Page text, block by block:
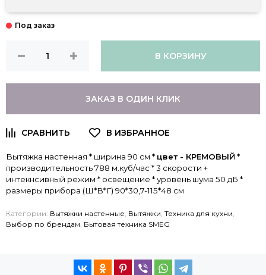
В КОРЗИНУ
ЗАКАЗ В ОДИН КЛИК
Вытяжка настенная * ширина 90 см * цвет - КРЕМОВЫЙ *
производительность 788 м.куб/час * 3 скорости +
интекнсивный режим * освещение * уровень шума 50 дБ *
размеры прибора (Ш*В*Г) 90*30,7-115*48 см
Категории: Вытяжки настенные, Вытяжки, Техника для кухни,
Выбор по брендам, Бытовая техника SMEG